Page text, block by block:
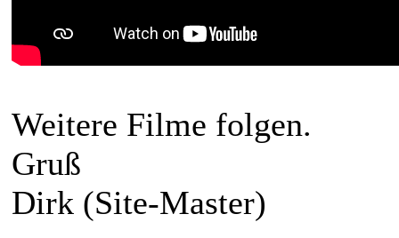
Weitere Filme folgen.
Gruß
Dirk (Site-Master)